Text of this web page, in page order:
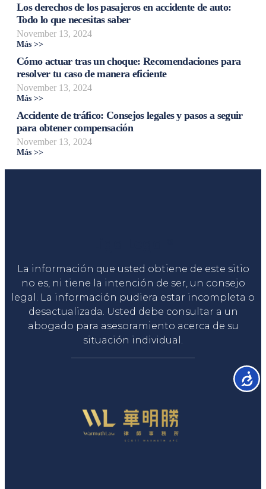
Los derechos de los pasajeros en accidente de auto:
Todo lo que necesitas saber
November 13, 2024
Más >>
Cómo actuar tras un choque: Recomendaciones para
resolver tu caso de manera eficiente
November 13, 2024
Más >>
Accidente de tráfico: Consejos legales y pasos a seguir
para obtener compensación
November 13, 2024
Más >>
La información que usted obtiene de este sitio
no es, ni tiene la intención de ser, un consejo
legal. La información pudiera estar incompleta o
desactualizada. Usted debe consultar a un
abogado para asesoramiento acerca de su
situación individual.